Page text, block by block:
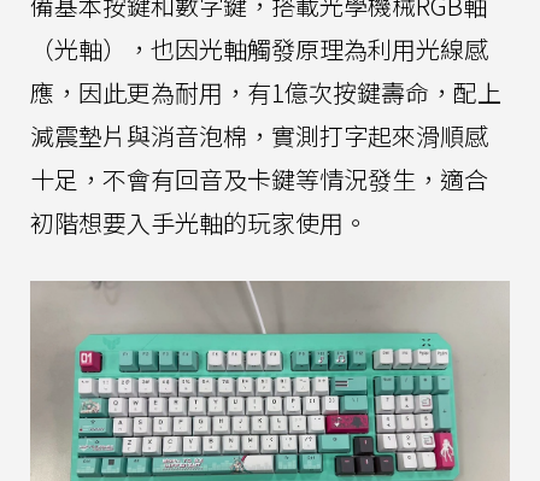
（光軸），也因光軸觸發原理為利用光線感
應，因此更為耐用，有1億次按鍵壽命，配上
減震墊片與消音泡棉，實測打字起來滑順感
十足，不會有回音及卡鍵等情況發生，適合
初階想要入手光軸的玩家使用。